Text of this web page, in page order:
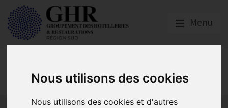
Nous utilisons des cookies
Nous utilisons des cookies et d'autres
Menu
GHR Région Sud